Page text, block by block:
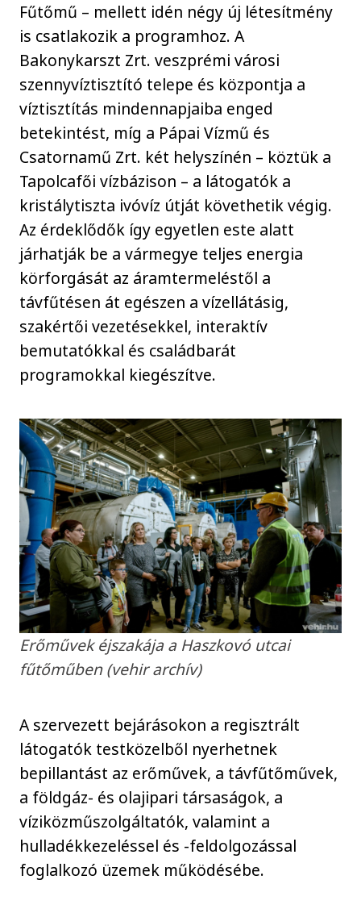
Fűtőmű – mellett idén négy új létesítmény
is csatlakozik a programhoz. A
Bakonykarszt Zrt. veszprémi városi
szennyvíztisztító telepe és központja a
víztisztítás mindennapjaiba enged
betekintést, míg a Pápai Vízmű és
Csatornamű Zrt. két helyszínén – köztük a
Tapolcafői vízbázison – a látogatók a
kristálytiszta ivóvíz útját követhetik végig.
Az érdeklődők így egyetlen este alatt
járhatják be a vármegye teljes energia
körforgását az áramtermeléstől a
távfűtésen át egészen a vízellátásig,
szakértői vezetésekkel, interaktív
bemutatókkal és családbarát
programokkal kiegészítve.
Erőművek éjszakája a Haszkovó utcai
fűtőműben (vehir archív)
A szervezett bejárásokon a regisztrált
látogatók testközelből nyerhetnek
bepillantást az erőművek, a távfűtőművek,
a földgáz- és olajipari társaságok, a
víziközműszolgáltatók, valamint a
hulladékkezeléssel és -feldolgozással
foglalkozó üzemek működésébe.